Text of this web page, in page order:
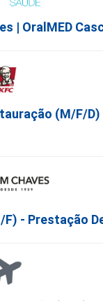
| OralMED
(m/f/d)
- Prestação